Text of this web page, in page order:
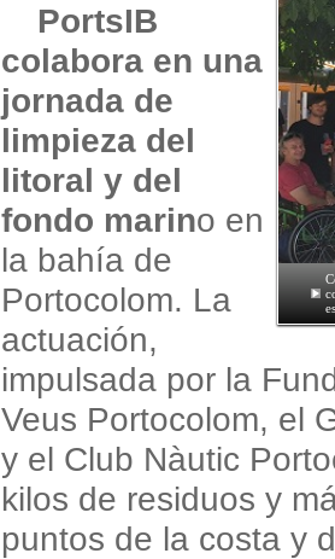
PortsIB
colabora en una
jornada de
limpieza del
litoral y del
fondo marino en
la bahía de
Portocolom. La
actuación,
impulsada por la
Veus Portocolom, el
y el Club Nàutic
kilos de residuos y
puntos de la costa y